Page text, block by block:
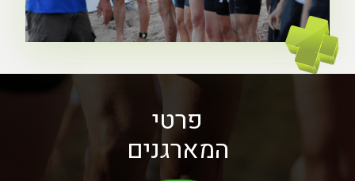
פרטי
המארגנים